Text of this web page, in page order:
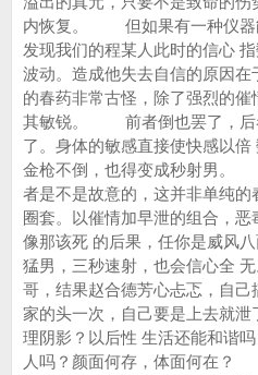
内恢复。 但如果有一种仪器
发现我们的程某人此时的信心
波动。造成他失去自信的原因在
的春药非常古怪，除了强烈的
其敏锐。 前者倒也罢了，后
了。身体的敏感直接使快感以
金枪不倒，也得变成秒射男
者是不是故意的，这并非单纯
圈套。以催情加早泄的组合，
像那该死 的后果，任你是威风
猛男，三秒速射，也会信心
哥，结果赵合德芳心忐忑，自己
家的头一次，自己要是上去就
理阴影？以后性 生活还能和谐
人吗？颜面何存，体面何在